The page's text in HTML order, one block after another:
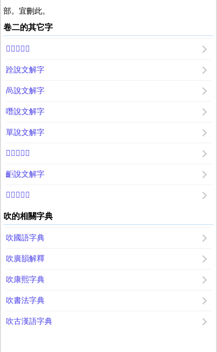
部。宜刪此。
卷二的其它字
𧾣說文解字
跧說文解字
咼說文解字
噆說文解字
單說文解字
𠱫說文解字
䶙說文解字
𠔁說文解字
吹的相關字典
吹國語字典
吹廣韻解釋
吹康熙字典
吹書法字典
吹古漢語字典